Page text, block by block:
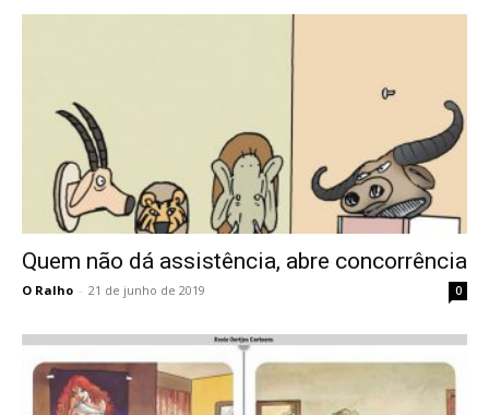
Quem não dá assistência, abre concorrência
O Ralho - 21 de junho de 2019 0